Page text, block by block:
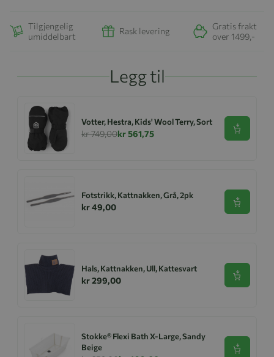
Tilgjengelig
umiddelbart
Rask levering
Gratis frakt
over 1499,-
Legg til
Votter, Hestra, Kids' Wool Terry, Sort
kr 749,00kr 561,75 Se
Fotstrikk, Kattnakken, Grå, 2pk
kr 49,00 Se
Hals, Kattnakken, Ull, Kattesvart
kr 299,00 Se
Stokke® Flexi Bath X-Large, Sandy
Beige
Se